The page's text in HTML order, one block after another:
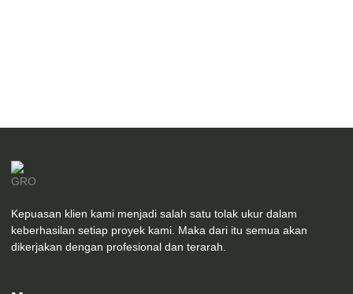
Kepuasan klien kami menjadi salah satu tolak ukur dalam
keberhasilan setiap proyek kami. Maka dari itu semua akan
dikerjakan dengan profesional dan terarah.